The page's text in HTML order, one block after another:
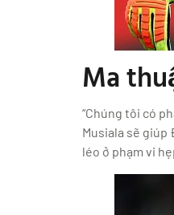
Ma
“Chúng tôi có
Musiala sẽ giúp
léo ở phạm vi